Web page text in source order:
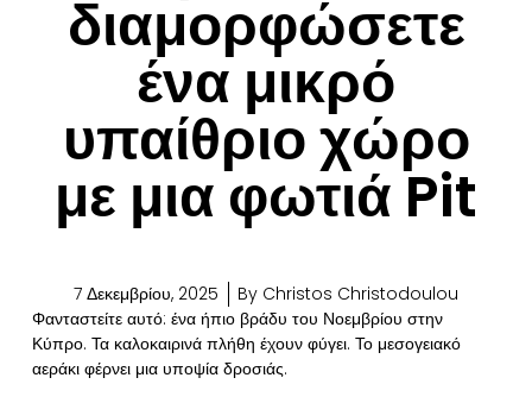
διαμορφώσετε
ένα μικρό
υπαίθριο χώρο
με μια φωτιά Pit
7 Δεκεμβρίου, 2025 By Christos Christodoulou
Φανταστείτε αυτό: ένα ήπιο βράδυ του Νοεμβρίου στην
Κύπρο. Τα καλοκαιρινά πλήθη έχουν φύγει. Το μεσογειακό
αεράκι φέρνει μια υποψία δροσιάς.